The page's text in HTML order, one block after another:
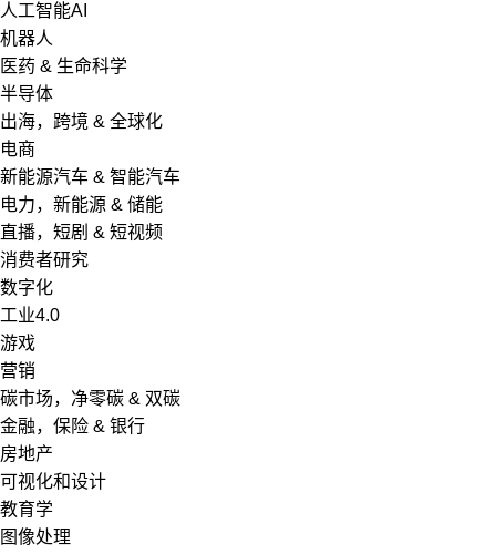
人工智能AI
机器人
医药 & 生命科学
半导体
出海，跨境 & 全球化
电商
新能源汽车 & 智能汽车
电力，新能源 & 储能
直播，短剧 & 短视频
消费者研究
数字化
工业4.0
游戏
营销
碳市场，净零碳 & 双碳
金融，保险 & 银行
房地产
可视化和设计
教育学
图像处理